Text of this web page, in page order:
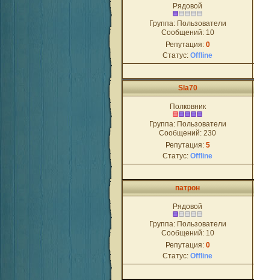
Рядовой
Группа: Пользователи
Сообщений: 10
Репутация: 0
Статус: Offline
Sla70
Полковник
Группа: Пользователи
Сообщений: 230
Репутация: 5
Статус: Offline
патрон
Рядовой
Группа: Пользователи
Сообщений: 10
Репутация: 0
Статус: Offline